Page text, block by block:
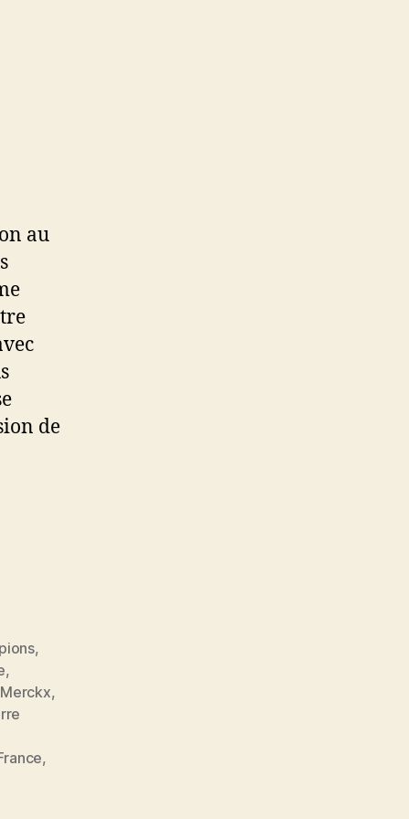
au
de
,
,
,
,